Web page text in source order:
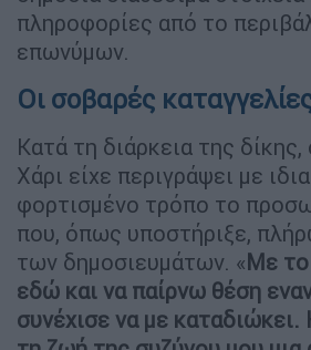
πληροφορίες από το
επωνύμων.
Οι σοβαρές
Κατά τη διάρκεια της δίκης,
Χάρι είχε περιγράψει με
φορτισμένο τρόπο το
που, όπως υποστήριξε,
των δημοσιευμάτων. «Με το
εδώ και να παίρνω θέση
συνέχισε να με καταδιώκει.